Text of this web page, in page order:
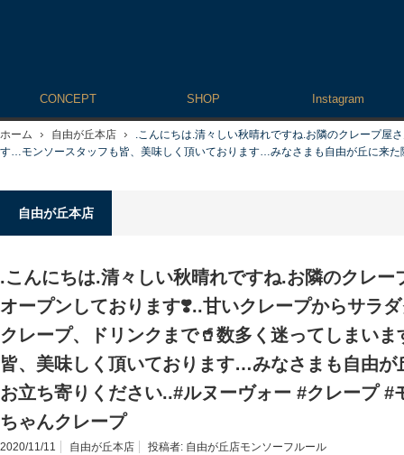
CONCEPT SHOP Instagram
ホーム 自由が丘本店
.こんにちは️.清々しい秋晴れですね.お隣のクレープ屋
す…モンソースタッフも皆、美味しく頂いております️…みなさまも自由が丘に来
自由が丘本店
.こんにちは️.清々しい秋晴れですね.お隣のクレー
オープンしております❣️..甘いクレープからサラ
クレープ、ドリンクまで🥤数多く迷ってしまい
皆、美味しく頂いております️…みなさまも自由が
お立ち寄りください️..#ルヌーヴォー #クレープ #
ちゃんクレープ
2020/11/11 自由が丘本店 投稿者: 自由が丘店モンソーフルール